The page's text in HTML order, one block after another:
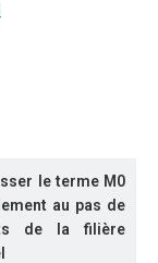
le terme M0
au pas de
de la filière